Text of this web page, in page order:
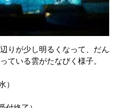
りが少し明るくなって、だん
ている雲がたなびく様子。
）